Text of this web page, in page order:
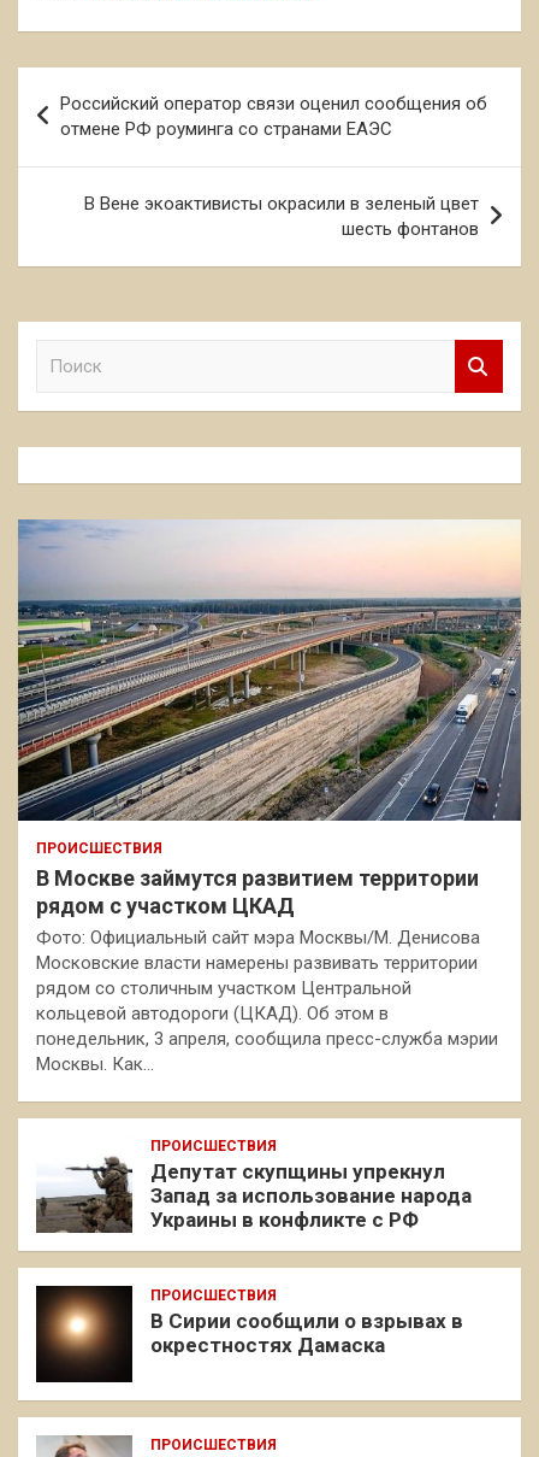
по
записям
Российский оператор связи оценил сообщения об
отмене РФ роуминга со странами ЕАЭС
В Вене экоактивисты окрасили в зеленый цвет
шесть фонтанов
к
ПРОИСШЕСТВИЯ
В Москве займутся развитием территории
рядом с участком ЦКАД
Фото: Официальный сайт мэра Москвы/М. Денисова
Московские власти намерены развивать территории
рядом со столичным участком Центральной
кольцевой автодороги (ЦКАД). Об этом в
понедельник, 3 апреля, сообщила пресс-служба мэрии
Москвы. Как…
ПРОИСШЕСТВИЯ
Депутат скупщины упрекнул
Запад за использование народа
Украины в конфликте с РФ
ПРОИСШЕСТВИЯ
В Сирии сообщили о взрывах в
окрестностях Дамаска
ПРОИСШЕСТВИЯ